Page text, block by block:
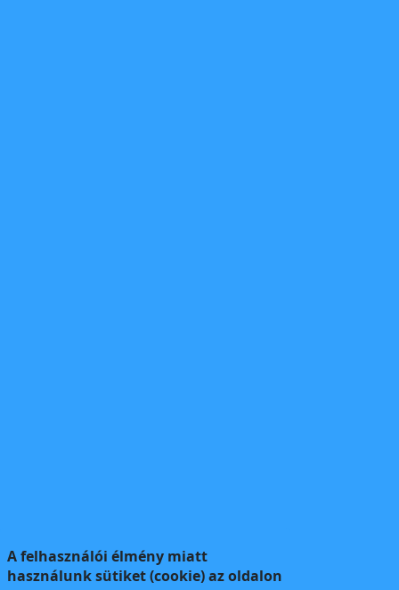
A felhasználói élmény miatt
használunk sütiket (cookie) az oldalon